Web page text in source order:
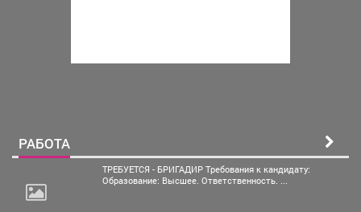
РАБОТА
ТРЕБУЕТСЯ - БРИГАДИР Требования к кандидату:
Образование: Высшее. Ответственность. ...